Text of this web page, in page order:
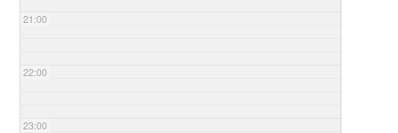
21:00
22:00
23:00